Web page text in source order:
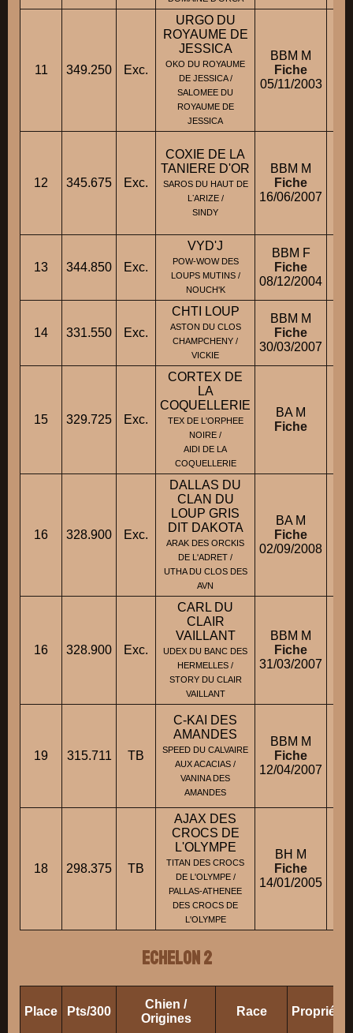
11 349.250 Exc.
URGO DU
ROYAUME DE
JESSICA
OKO DU ROYAUME
DE JESSICA /
SALOMEE DU
ROYAUME DE
JESSICA
BBM M
Fiche
05/11/2003
12 345.675 Exc.
COXIE DE LA
TANIERE D'OR
SAROS DU HAUT DE
LʼARIZE /
SINDY
BBM M
Fiche
16/06/2007
13 344.850 Exc.
VYD'J
POW-WOW DES
LOUPS MUTINS /
NOUCH'K
BBM F
Fiche
08/12/2004
14 331.550 Exc.
CHTI LOUP
ASTON DU CLOS
CHAMPCHENY /
VICKIE
BBM M
Fiche
30/03/2007
15 329.725 Exc.
CORTEX DE
LA
COQUELLERIE
TEX DE L'ORPHEE
NOIRE /
AIDI DE LA
COQUELLERIE
BA M
Fiche
16 328.900 Exc.
DALLAS DU
CLAN DU
LOUP GRIS
DIT DAKOTA
ARAK DES ORCKIS
DE L'ADRET /
UTHA DU CLOS DES
AVN
BA M
Fiche
02/09/2008
16 328.900 Exc.
CARL DU
CLAIR
VAILLANT
UDEX DU BANC DES
HERMELLES /
STORY DU CLAIR
VAILLANT
BBM M
Fiche
31/03/2007
19 315.711 TB
C-KAI DES
AMANDES
SPEED DU CALVAIRE
AUX ACACIAS /
VANINA DES
AMANDES
BBM M
Fiche
12/04/2007
18 298.375 TB
AJAX DES
CROCS DE
L'OLYMPE
TITAN DES CROCS
DE L'OLYMPE /
PALLAS-ATHENEE
DES CROCS DE
L'OLYMPE
BH M
Fiche
14/01/2005
ECHELON 2
Place Pts/300
Chien /
Origines
Race